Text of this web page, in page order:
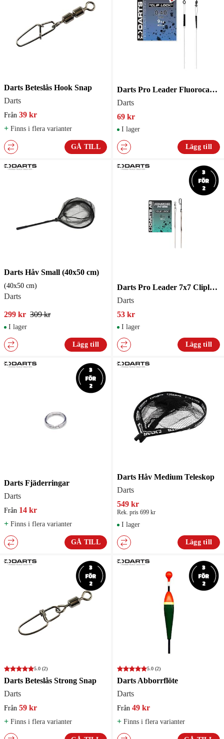
Darts Beteslås Hook Snap
Darts
Från 39 kr
+ Finns i flera varianter
GÅ TILL
Darts Pro Leader Fluorocarbon 0.40mm Cliplock 40cm 9kg
Darts
69 kr
I lager
Lägg till
Darts Håv Small (40x50 cm)
(40x50 cm)
Darts
299 kr 309 kr
I lager
Lägg till
Darts Pro Leader 7x7 Cliplock Microleader ståltafs 30cm 8kg
Darts
53 kr
I lager
Lägg till
Darts Fjäderringar
Darts
Från 14 kr
+ Finns i flera varianter
GÅ TILL
Darts Håv Medium Teleskop
Darts
549 kr
Rek. pris 699 kr
I lager
Lägg till
5.0 (2)
Darts Beteslås Strong Snap
Darts
Från 59 kr
+ Finns i flera varianter
5.0 (2)
Darts Abborrflöte
Darts
Från 49 kr
+ Finns i flera varianter